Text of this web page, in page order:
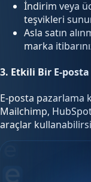
İndirim veya
teşvikleri
Asla satın
marka
3. Etkili Bir E-
E-posta pazarlama
Mailchimp,
araçlar